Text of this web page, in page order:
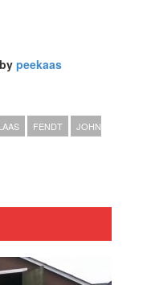
peekaas
FENDT
JOHN